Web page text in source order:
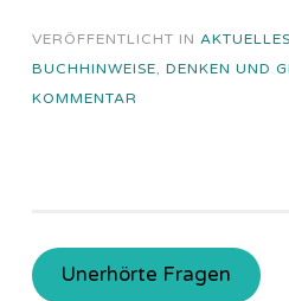
VERÖFFENTLICHT IN AKTUELLES
BUCHHINWEISE, DENKEN UND
KOMMENTAR
Unerhörte Fragen